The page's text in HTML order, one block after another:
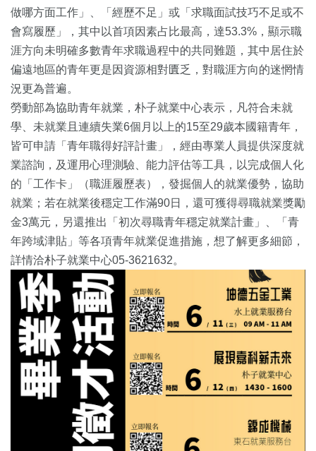
做哪方面工作」、「經歷不足」或「求職面試技巧不足或不
會寫履歷」，其中以首項因素占比最高，達53.3%，顯示職
涯方向未明確多數青年求職過程中的共同難題，其中居住於
偏遠地區的青年更是因資源相對匱乏，對職涯方向的迷惘情
況更為普遍。
勞動部為協助青年就業，朴子就業中心表示，凡符合未就
學、未就業且連續失業6個月以上的15至29歲本國籍青年，
皆可申請「青年職得好評計畫」，經由專業人員提供深度就
業諮詢，及運用心理測驗、能力評估等工具，以完成個人化
的「工作卡」（職涯履歷表），發掘個人的就業優勢，協助
就業；若在就業後穩定工作滿90日，還可獲得尋職就業獎勵
金3萬元，另還推出「初次尋職青年穩定就業計畫」、「青
年跨域津貼」等各項青年就業促進措施，想了解更多細節，
詳情洽朴子就業中心05-3621632。